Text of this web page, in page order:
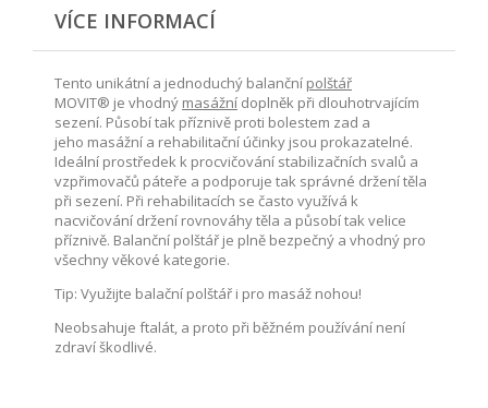
VÍCE INFORMACÍ
Tento unikátní a jednoduchý balanční polštář
MOVIT® je vhodný masážní doplněk při dlouhotrvajícím
sezení. Působí tak příznivě proti bolestem zad a
jeho masážní a rehabilitační účinky jsou prokazatelné.
Ideální prostředek k procvičování stabilizačních svalů a
vzpřimovačů páteře a podporuje tak správné držení těla
při sezení. Při rehabilitacích se často využívá k
nacvičování držení rovnováhy těla a působí tak velice
příznivě. Balanční polštář je plně bezpečný a vhodný pro
všechny věkové kategorie.
Tip: Využijte balační polštář i pro masáž nohou!
Neobsahuje ftalát, a proto při běžném používání není
zdraví škodlivé.